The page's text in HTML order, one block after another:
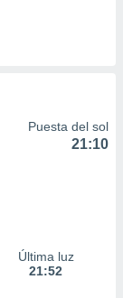
Puesta del sol
21:10
Última luz
21:52